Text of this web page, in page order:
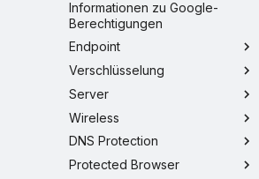
Informationen zu Google-
Berechtigungen
Endpoint
Verschlüsselung
Server
Wireless
DNS Protection
Protected Browser